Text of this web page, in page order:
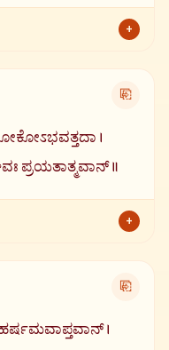
+
⎘
।
ಪ್ರಯತಾತ್ಮವಾನ್ ॥
+
ಧರಿಸಿದರು.⎘
ಹರ್ಷಮವಾಪ್ತವಾನ್ ।